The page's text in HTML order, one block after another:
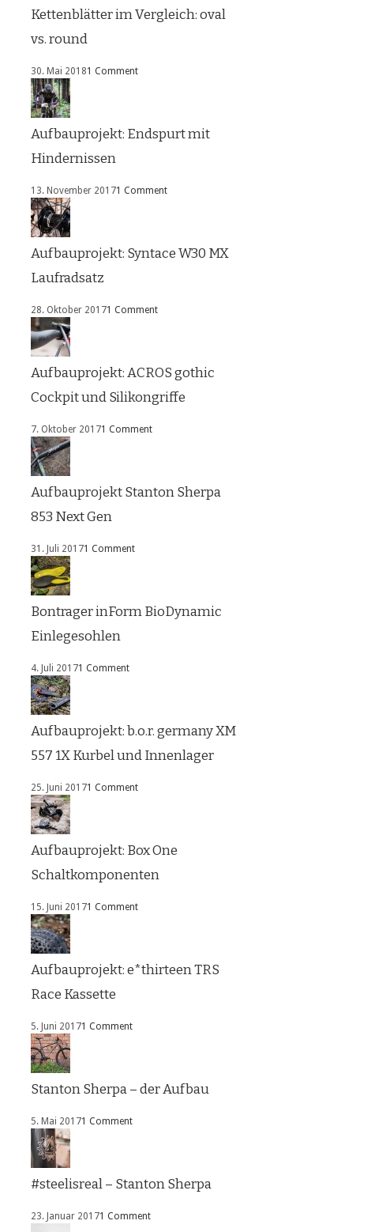
Kettenblätter im Vergleich: oval
vs. round
30. Mai 20181 Comment
Aufbauprojekt: Endspurt mit
Hindernissen
13. November 20171 Comment
Aufbauprojekt: Syntace W30 MX
Laufradsatz
28. Oktober 20171 Comment
Aufbauprojekt: ACROS gothic
Cockpit und Silikongriffe
7. Oktober 20171 Comment
Aufbauprojekt Stanton Sherpa
853 Next Gen
31. Juli 20171 Comment
Bontrager inForm BioDynamic
Einlegesohlen
4. Juli 20171 Comment
Aufbauprojekt: b.o.r. germany XM
557 1X Kurbel und Innenlager
25. Juni 20171 Comment
Aufbauprojekt: Box One
Schaltkomponenten
15. Juni 20171 Comment
Aufbauprojekt: e*thirteen TRS
Race Kassette
5. Juni 20171 Comment
Stanton Sherpa – der Aufbau
5. Mai 20171 Comment
#steelisreal – Stanton Sherpa
23. Januar 20171 Comment